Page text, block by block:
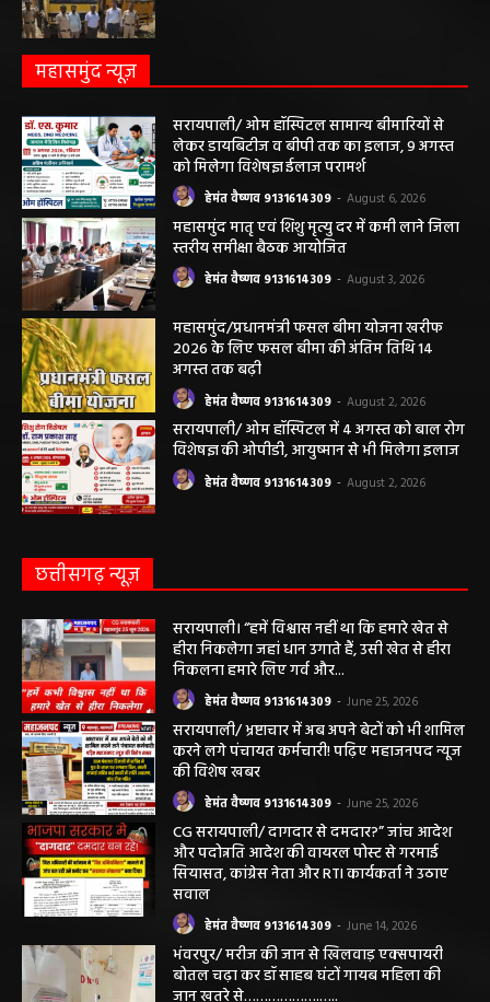
महासमुंद न्यूज़
सरायपाली/ ओम हॉस्पिटल सामान्य बीमारियों से
लेकर डायबिटीज व बीपी तक का इलाज, 9 अगस्त
को मिलेगा विशेषज्ञ ईलाज परामर्श
हेमंत वैष्णव 9131614309 August 6, 2026
महासमुंद मातृ एवं शिशु मृत्यु दर में कमी लाने जिला
स्तरीय समीक्षा बैठक आयोजित
हेमंत वैष्णव 9131614309 August 3, 2026
महासमुंद/प्रधानमंत्री फसल बीमा योजना खरीफ
2026 के लिए फसल बीमा की अंतिम तिथि 14
अगस्त तक बढ़ी
हेमंत वैष्णव 9131614309 August 2, 2026
सरायपाली/ ओम हॉस्पिटल में 4 अगस्त को बाल रोग
विशेषज्ञ की ओपीडी, आयुष्मान से भी मिलेगा इलाज
हेमंत वैष्णव 9131614309 August 2, 2026
छत्तीसगढ़ न्यूज़
सरायपाली। “हमें विश्वास नहीं था कि हमारे खेत से
हीरा निकलेगा जहां धान उगाते हैं, उसी खेत से हीरा
निकलना हमारे लिए गर्व और...
हेमंत वैष्णव 9131614309 June 25, 2026
सरायपाली/ भ्रष्टाचार में अब अपने बेटों को भी शामिल
करने लगे पंचायत कर्मचारी! पढ़िए महाजनपद न्यूज
की विशेष खबर
हेमंत वैष्णव 9131614309 June 25, 2026
CG सरायपाली/ दागदार से दमदार?” जांच आदेश
और पदोन्नति आदेश की वायरल पोस्ट से गरमाई
सियासत, कांग्रेस नेता और RTI कार्यकर्ता ने उठाए
सवाल
हेमंत वैष्णव 9131614309 June 14, 2026
भंवरपुर/ मरीज की जान से खिलवाड़ एक्सपायरी
बोतल चढ़ा कर डॉ साहब घंटों गायब महिला की
जान खतरे से……………….…..